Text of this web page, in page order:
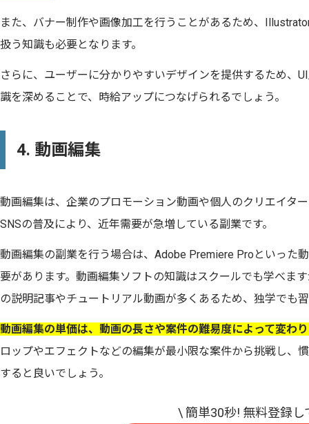
また、バナー制作や画像加工を行うことがあるため、
扱う知識も必要となります。
さらに、ユーザーに分かりやすいデザインを提供するため、
識を深めることで、時給アップにつなげられるでしょう。
4. 動画編集
動画編集は、企業のプロモーション動画や個人のクリエイタ
SNSの普及により、近年需要が急増している副業です。
動画編集の副業を行う場合は、Adobe Premiere Proといった
要があります。動画編集ソフトの知識はスクールでも学べま
の説明記事やチュートリアル動画が多くあるため、独学でも
動画編集の単価は、動画の長さや案件の難易度によって変わ
ロップやエフェクトなどの編集が最小限な案件から挑戦し、
すると良いでしょう。